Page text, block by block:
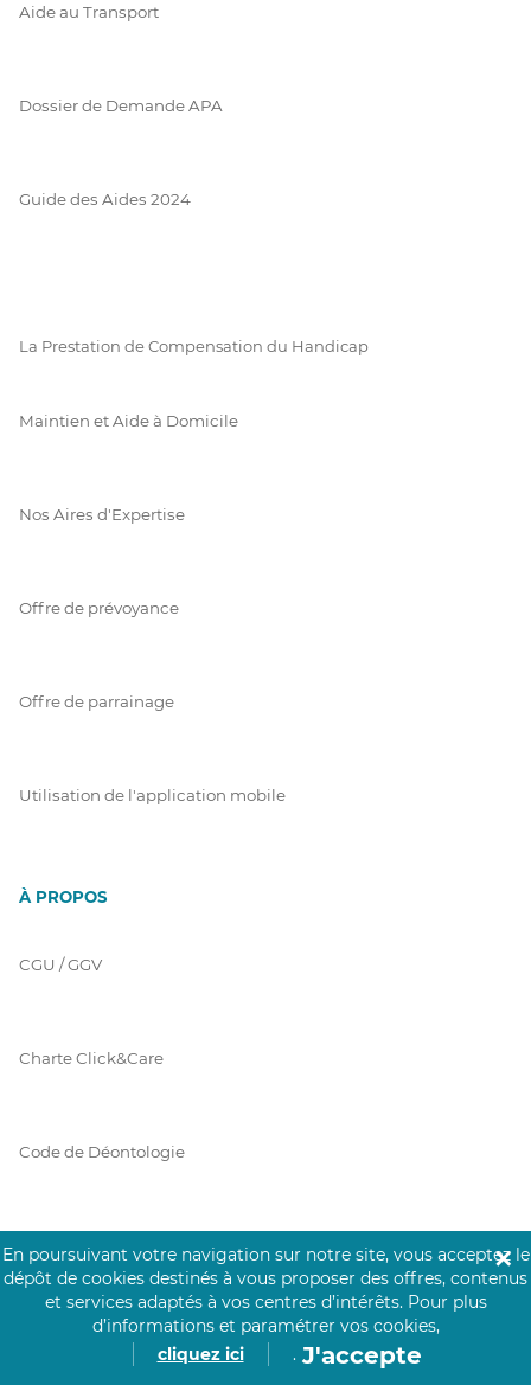
Aide au Transport
Dossier de Demande APA
Guide des Aides 2024
La Prestation de Compensation du Handicap
Maintien et Aide à Domicile
Nos Aires d'Expertise
Offre de prévoyance
Offre de parrainage
Utilisation de l'application mobile
À PROPOS
CGU / GGV
Charte Click&Care
Code de Déontologie
Mentions Légales
Prérequis Click&Care
En poursuivant votre navigation sur notre site, vous acceptez le
dépôt de cookies destinés à vous proposer des offres, contenus
et services adaptés à vos centres d’intérêts. Pour plus
d’informations et paramétrer vos cookies,
cliquez ici
. J'accepte
✕